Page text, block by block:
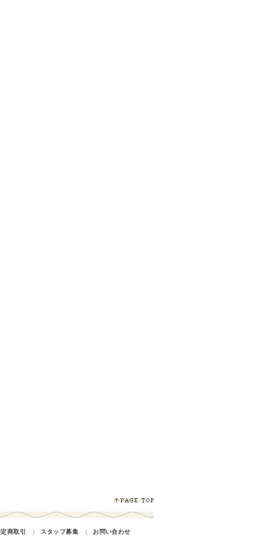
商取引 ｜ スタッフ募集 ｜ お問い合わせ